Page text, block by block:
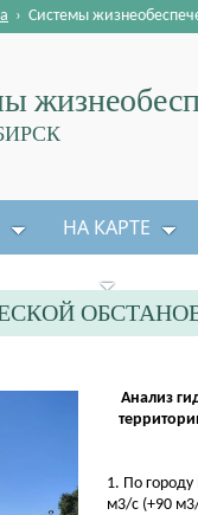
› Системы
НА КАРТЕ
Анализ
1. По городу
м3/с (+90